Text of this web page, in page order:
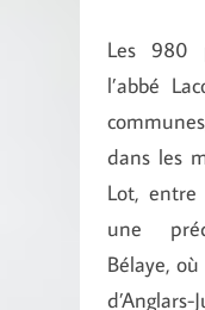
Les 980
l’abbé
dans les
Lot, entre
une
Bélaye,